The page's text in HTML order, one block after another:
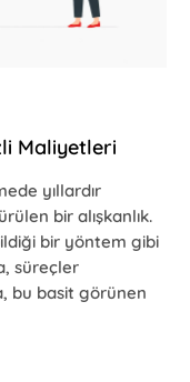
Maliyetleri
yıllardır
bir alışkanlık.
bir yöntem gibi
süreçler
bu basit görünen